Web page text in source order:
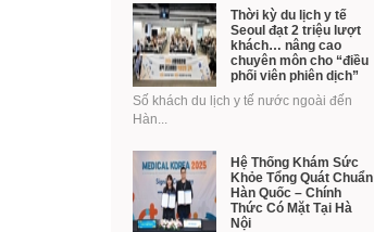
Thời kỳ du lịch y tế
Seoul đạt 2 triệu lượt
khách… nâng cao
chuyên môn cho “điều
phối viên phiên dịch”
Số khách du lịch y tế nước ngoài đến
Hàn...
Hệ Thống Khám Sức
Khỏe Tổng Quát Chuẩn
Hàn Quốc – Chính
Thức Có Mặt Tại Hà
Nội